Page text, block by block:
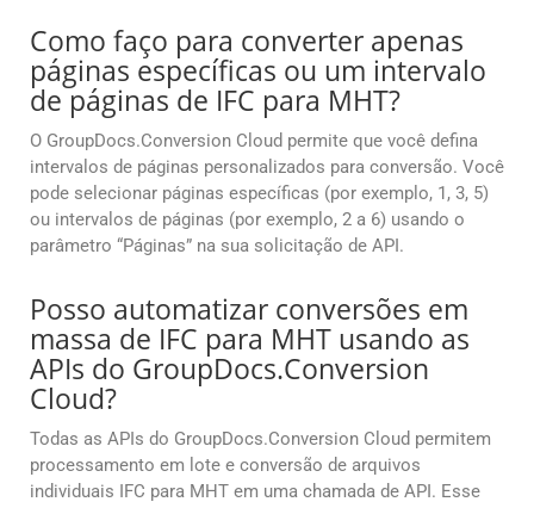
Como faço para converter apenas
páginas específicas ou um intervalo
de páginas de IFC para MHT?
O GroupDocs.Conversion Cloud permite que você defina
intervalos de páginas personalizados para conversão. Você
pode selecionar páginas específicas (por exemplo, 1, 3, 5)
ou intervalos de páginas (por exemplo, 2 a 6) usando o
parâmetro “Páginas” na sua solicitação de API.
Posso automatizar conversões em
massa de IFC para MHT usando as
APIs do GroupDocs.Conversion
Cloud?
Todas as APIs do GroupDocs.Conversion Cloud permitem
processamento em lote e conversão de arquivos
individuais IFC para MHT em uma chamada de API. Esse